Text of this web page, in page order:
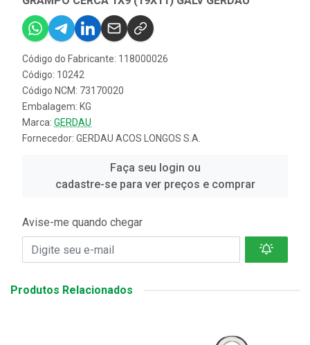
Código do Fabricante: 118000026
Código: 10242
Código NCM: 73170020
Embalagem: KG
Marca: GERDAU
Fornecedor: GERDAU ACOS LONGOS S.A.
Faça seu login ou
cadastre-se para ver preços e comprar
Avise-me quando chegar
Produtos Relacionados